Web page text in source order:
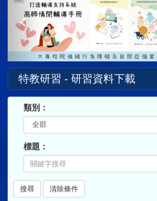
特教研習 - 研習資料下載
類別：
標題：